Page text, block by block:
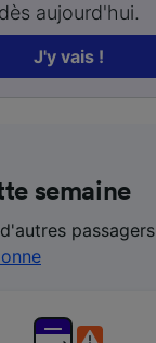
dès aujourd'hui.
J'y vais !
semaine
passagers